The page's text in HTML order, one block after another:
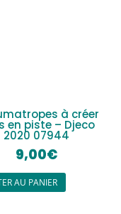
à créer
en piste – Djeco
2020 07944
9,00€
AU PANIER